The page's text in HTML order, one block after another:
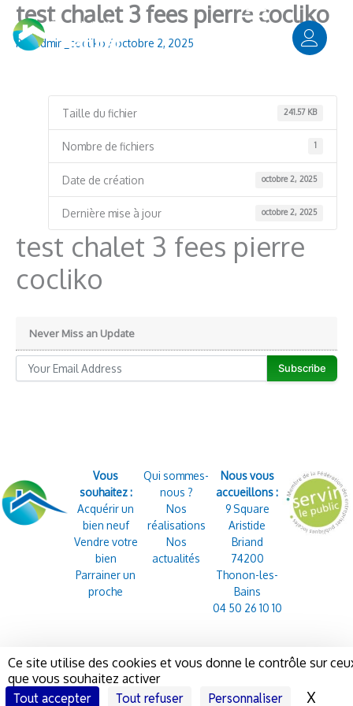
Panneau de gestion des cookies
Ce site utilise des cookies et vous donne le contrôle sur
que vous souhaitez activer
Tout accepter Tout refuser Personnaliser X
Aller
contenu
test chalet 3 fees pierre cocliko
Paradmin_cocliko /octobre 2, 2025
Taille du fichier 241.57 KB
Nombre de fichiers 1
Date de création octobre 2, 2025
Dernière mise à jour octobre 2, 2025
test chalet 3 fees pierre
cocliko
Never Miss an Update
Subscribe
Vous
souhaitez :
Acquérir un
bien neuf
Vendre votre
bien
Parrainer un
proche
Qui sommes-
nous ?
Nos
réalisations
Nos
actualités
Nous vous
accueillons :
9 Square
Aristide
Briand
74200
Thonon-les-
Bains
04 50 26 10 10
COPYRIGHT © 2026 –
CHABLAIS HABITAT
–MENTIONS LÉGALES
COCLIKO, AGENCE WEB & MARKETING